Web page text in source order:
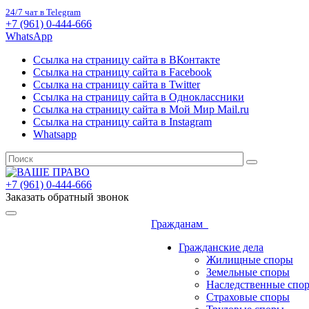
24/7 чат в Telegram
+7 (961) 0-444-666
WhatsApp
Ссылка на страницу сайта в ВКонтакте
Ссылка на страницу сайта в Facebook
Ссылка на страницу сайта в Twitter
Ссылка на страницу сайта в Одноклассники
Ссылка на страницу сайта в Мой Мир Mail.ru
Ссылка на страницу сайта в Instagram
Whatsapp
+7 (961) 0-444-666
Заказать обратный звонок
Гражданам
Гражданские дела
Жилищные споры
Земельные споры
Наследственные
Страховые споры